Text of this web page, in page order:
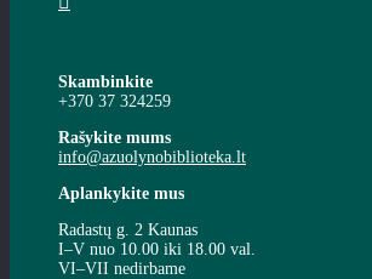
Skambinkite
+370 37 324259
Rašykite mums
info@azuolynobiblioteka.lt
Aplankykite mus
Radastų g. 2 Kaunas
I–V nuo 10.00 iki 18.00 val.
VI–VII nedirbame